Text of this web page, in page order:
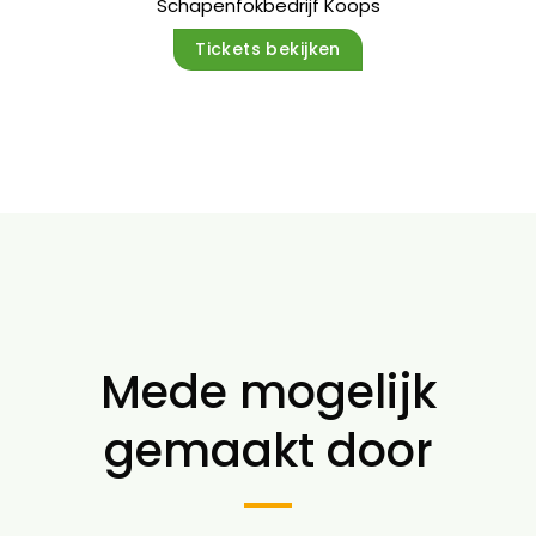
Schapenfokbedrijf Koops
Tickets bekijken
Mede mogelijk
gemaakt door